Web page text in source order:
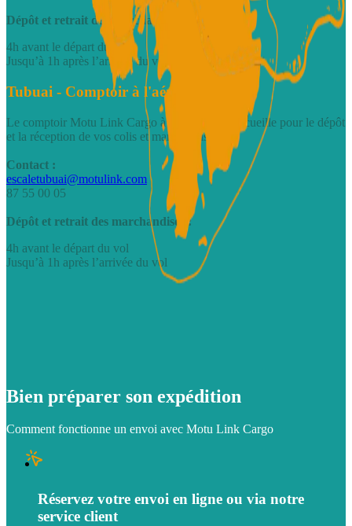
Dépôt et retrait des marchandises :
4h avant le départ du vol
Jusqu’à 1h après l’arrivée du vol
Tubuai - Comptoir à l'aéroport
Le comptoir Motu Link Cargo à Tubuai vous accueille pour le dépôt
et la réception de vos colis et marchandises.
Contact :
escaletubuai@motulink.com
87 55 00 05
Dépôt et retrait des marchandises :
4h avant le départ du vol
Jusqu’à 1h après l’arrivée du vol
Bien préparer son expédition
Comment fonctionne un envoi avec Motu Link Cargo
Réservez votre envoi en ligne ou via notre
service client